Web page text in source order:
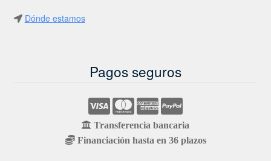
Dónde estamos
Pagos seguros
Transferencia bancaria
Financiación hasta en 36 plazos